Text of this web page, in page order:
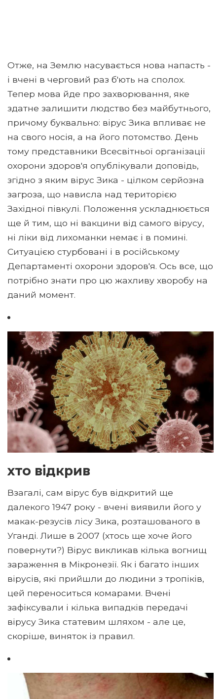
Отже, на Землю насувається нова напасть -
і вчені в черговий раз б'ють на сполох.
Тепер мова йде про захворювання, яке
здатне залишити людство без майбутнього,
причому буквально: вірус Зика впливає не
на свого носія, а на його потомство. День
тому представники Всесвітньої організації
охорони здоров'я опублікували доповідь,
згідно з яким вірус Зика - цілком серйозна
загроза, що нависла над територією
Західної півкулі. Положення ускладнюється
ще й тим, що ні вакцини від самого вірусу,
ні ліки від лихоманки немає і в помині.
Ситуацією стурбовані і в російському
Департаменті охорони здоров'я. Ось все, що
потрібно знати про цю жахливу хворобу на
даний момент.
хто відкрив
Взагалі, сам вірус був відкритий ще
далекого 1947 року - вчені виявили його у
макак-резусів лісу Зика, розташованого в
Уганді. Лише в 2007 (хтось ще хоче його
повернути?) Вірус викликав кілька вогнищ
зараження в Мікронезії. Як і багато інших
вірусів, які прийшли до людини з тропіків,
цей переноситься комарами. Вчені
зафіксували і кілька випадків передачі
вірусу Зика статевим шляхом - але це,
скоріше, виняток із правил.